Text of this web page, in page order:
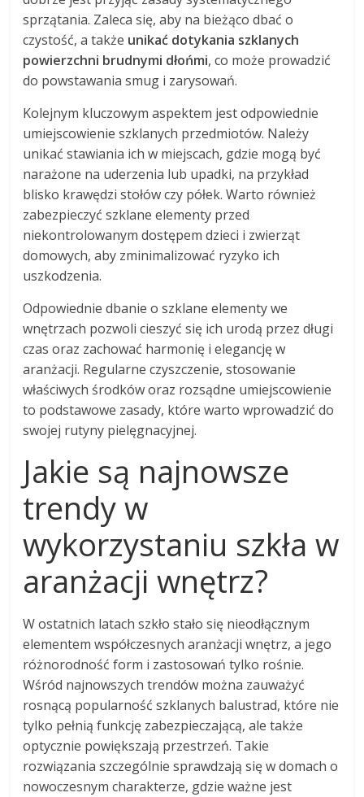
sprzątania. Zaleca się, aby na bieżąco dbać o
czystość, a także unikać dotykania szklanych
powierzchni brudnymi dłońmi, co może prowadzić
do powstawania smug i zarysowań.
Kolejnym kluczowym aspektem jest odpowiednie
umiejscowienie szklanych przedmiotów. Należy
unikać stawiania ich w miejscach, gdzie mogą być
narażone na uderzenia lub upadki, na przykład
blisko krawędzi stołów czy półek. Warto również
zabezpieczyć szklane elementy przed
niekontrolowanym dostępem dzieci i zwierząt
domowych, aby zminimalizować ryzyko ich
uszkodzenia.
Odpowiednie dbanie o szklane elementy we
wnętrzach pozwoli cieszyć się ich urodą przez długi
czas oraz zachować harmonię i elegancję w
aranżacji. Regularne czyszczenie, stosowanie
właściwych środków oraz rozsądne umiejscowienie
to podstawowe zasady, które warto wprowadzić do
swojej rutyny pielęgnacyjnej.
Jakie są najnowsze
trendy w
wykorzystaniu szkła w
aranżacji wnętrz?
W ostatnich latach szkło stało się nieodłącznym
elementem współczesnych aranżacji wnętrz, a jego
różnorodność form i zastosowań tylko rośnie.
Wśród najnowszych trendów można zauważyć
rosnącą popularność szklanych balustrad, które nie
tylko pełnią funkcję zabezpieczającą, ale także
optycznie powiększają przestrzeń. Takie
rozwiązania szczególnie sprawdzają się w domach o
nowoczesnym charakterze, gdzie ważne jest